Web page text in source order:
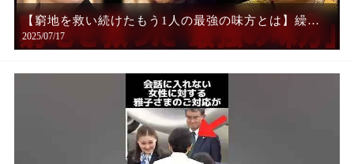
【窮地を救い続けたもう1人の最強の味方とは】繰り
返される美智子様からの仕打ちにたった1人で耐え抜
2025/07/17